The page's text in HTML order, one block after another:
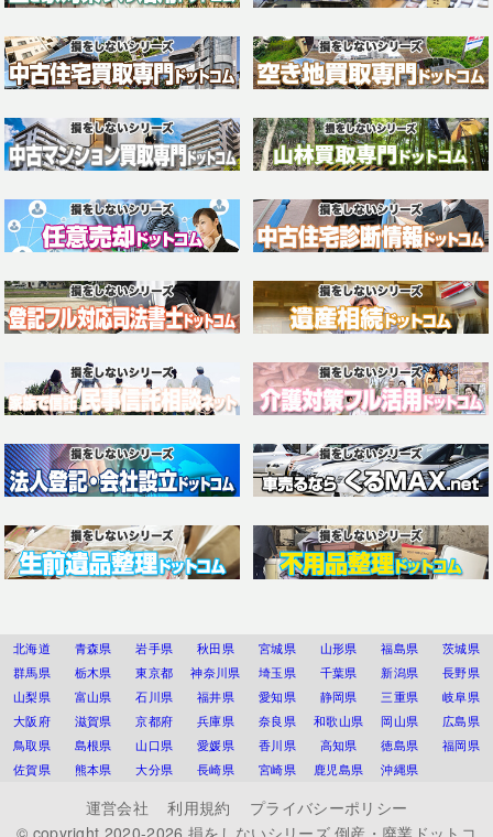
北海道 青森県 岩手県 秋田県 宮城県 山形県 福島県
茨城県
群馬県
栃木県 東京都 神奈川県 埼玉県 千葉県 新潟県
長野県
山梨県
富山県 石川県 福井県 愛知県 静岡県 三重県
岐阜県
大阪府
滋賀県 京都府 兵庫県 奈良県 和歌山県 岡山県
広島県
鳥取県
島根県 山口県 愛媛県 香川県 高知県 徳島県
福岡県
佐賀県
熊本県 大分県 長崎県 宮崎県 鹿児島県 沖縄県
運営会社 利用規約
プライバシーポリシー
© copyright 2020-2026 損をしないシリーズ 倒産・廃業ドットコ